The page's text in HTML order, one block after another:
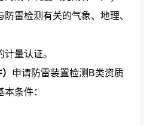
防雷检测有关的气象、地理、
计量认证。
申请防雷装置检测B类资质
条件：